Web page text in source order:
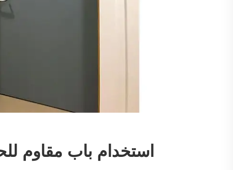
استخدام باب مقاوم